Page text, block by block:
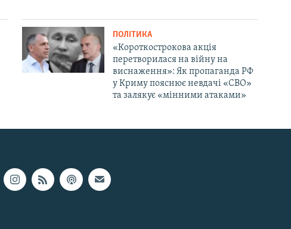
ПОЛІТИКА
«Короткострокова акція
перетворилася на війну на
виснаження»: Як пропаганда РФ
у Криму пояснює невдачі «СВО»
та залякує «мінними атаками»